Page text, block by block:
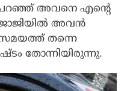
പറഞ്ഞ് അവനെ എന്റെ
അവന്‍
സമയത്ത് തന്നെ
തോന്നിയിരുന്നു.